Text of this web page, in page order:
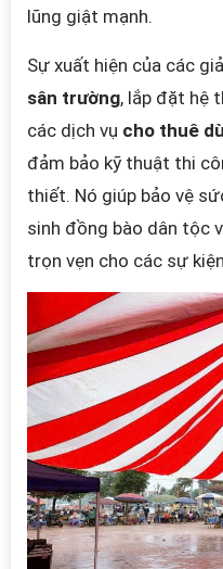
lũng giật mạnh.
Sự xuất hiện của các
sân trường, lắp đặt hệ
các dịch vụ cho thuê
đảm bảo kỹ thuật thi
thiết. Nó giúp bảo vệ
sinh đồng bào dân tộc
trọn vẹn cho các sự